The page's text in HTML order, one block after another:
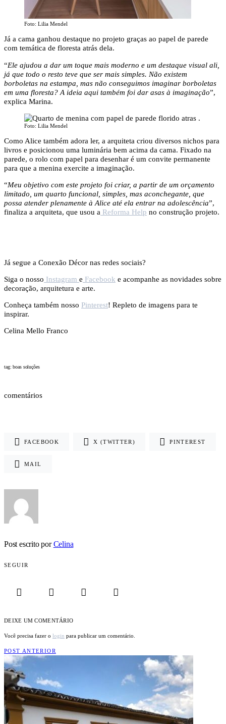
Foto: Lilia Mendel
Já a cama ganhou destaque no projeto graças ao papel de parede
com temática de floresta atrás dela.
“Ele ajudou a dar um toque mais moderno e um destaque visual ali,
já que todo o resto teve que ser mais simples. Não existem
borboletas na estampa, mas não conseguimos imaginar borboletas
em uma floresta? A ideia aqui também foi dar asas à imaginação”,
explica Marina.
Foto: Lilia Mendel
Como Alice também adora ler, a arquiteta criou diversos nichos para
livros e posicionou uma luminária bem acima da cama. Fixado na
parede, o rolo com papel para desenhar é um convite permanente
para que a menina exercite a imaginação.
“Meu objetivo com este projeto foi criar, a partir de um orçamento
limitado, um quarto funcional, simples, mas aconchegante, que
possa atender plenamente à Alice até ela entrar na adolescência”,
finaliza a arquiteta, que usou a Reforma Help no construção projeto.
Já segue a Conexão Décor nas redes sociais?
Siga o nosso Instagram e Facebook e acompanhe as novidades sobre
decoração, arquitetura e arte.
Conheça também nosso Pinterest! Repleto de imagens para te
inspirar.
Celina Mello Franco
tag: boas soluções
comentários
FACEBOOK X (TWITTER) PINTEREST
MAIL
Post escrito por Celina
SEGUIR
DEIXE UM COMENTÁRIO
Você precisa fazer o login para publicar um comentário.
POST ANTERIOR